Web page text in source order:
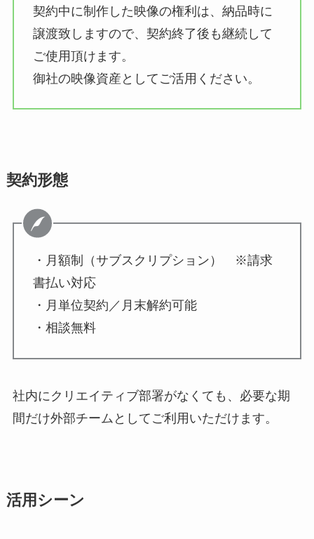
契約中に制作した映像の権利は、納品時に
譲渡致しますので、契約終了後も継続して
ご使用頂けます。
御社の映像資産としてご活用ください。
契約形態
・月額制（サブスクリプション） ※請求
書払い対応
・月単位契約／月末解約可能
・相談無料
社内にクリエイティブ部署がなくても、必要な期
間だけ外部チームとしてご利用いただけます。
活用シーン